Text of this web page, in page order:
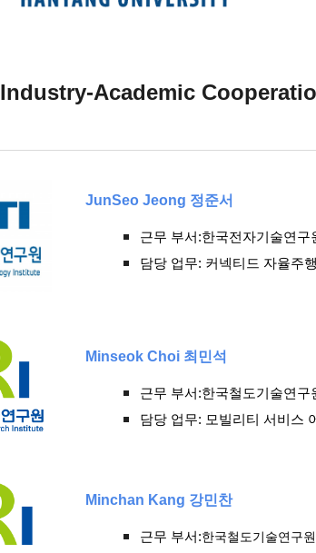
Industry-Academic
JunSeo Jeong 정준서
근무 부서:한국전자기술연
담당 업무: 커넥티드 자율주
Minseok Choi 최민석
근무 부서:한국철도기술연
담당 업무: 모빌리티 서비스
Minchan Kang 강민찬
근무 부서:한국철도기술연구